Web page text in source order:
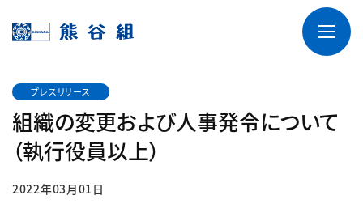
プレスリリース
組織の変更および人事発令について
（執行役員以上）
2022年03月01日